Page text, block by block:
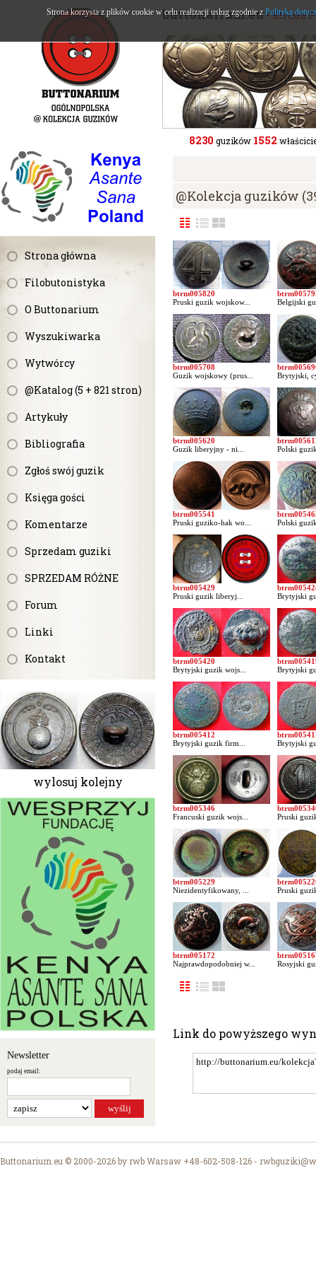
Strona główna
Filobutonistyka
O Buttonarium
Wyszukiwarka
Wytwórcy
@Katalog (5 + 821 stron)
Artykuły
Bibliografia
Zgłoś swój guzik
Księga gości
Komentarze
Sprzedam guziki
SPRZEDAM RÓŻNE
Forum
Linki
Kontakt
wylosuj kolejny
Newsletter
podaj email:
buttonarium.eu- Strona
8230 guzików 1552
@Kolekcja guzików
btrm005820
Pruski guzik wojskow...
Belgijski
btrm005708
Guzik wojskowy (prus...
Brytyjski,
btrm005620
Guzik liberyjny - ni...
Polski
btrm005541
Pruski guziko-hak wo...
Polski
btrm005429
Pruski guzik liberyj...
Brytyjski
btrm005420
Brytyjski guzik wojs...
Brytyjski
btrm005412
Brytyjski guzik firm...
Brytyjski
btrm005346
Francuski guzik wojs...
Pruski
btrm005229
Niezidentyfikowany, ...
Pruski
btrm005172
Najprawdopodobniej w...
Rosyjski
Link do powyższego
Buttonarium.eu © 2000-2026 by rwb Warsaw +48-602-508-126 -
Strona korzysta z plików cookie w celu realizacji usług zgodnie z Polityką